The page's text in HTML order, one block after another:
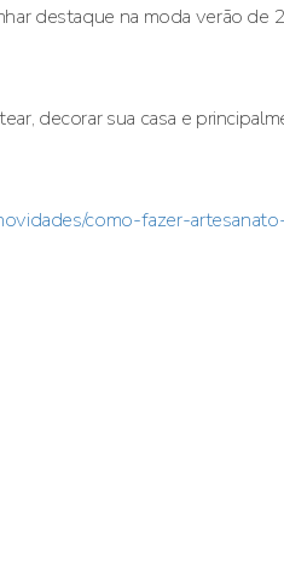
destaque na moda verão de
decorar sua casa e
como-fazer-